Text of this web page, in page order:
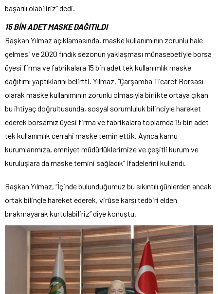
başarılı olabiliriz” dedi.
15 BİN ADET MASKE DAĞITILDI
Başkan Yılmaz açıklamasında, maske kullanımının zorunlu hale
gelmesi ve 2020 fındık sezonun yaklaşması münasebetiyle borsa
üyesi firma ve fabrikalara 15 bin adet tek kullanımlık maske
dağıtımı yaptıklarını belirtti. Yılmaz, “Çarşamba Ticaret Borsası
olarak maske kullanımının zorunlu olmasıyla birlikte ortaya çıkan
bu ihtiyaç doğrultusunda, sosyal sorumluluk bilinciyle hareket
ederek borsamız üyesi firma ve fabrikalara toplamda 15 bin adet
tek kullanımlık cerrahi maske temin ettik. Ayrıca kamu
kurumlarımıza, emniyet müdürlüklerimize ve çeşitli kurum ve
kuruluşlara da maske temini sağladık” ifadelerini kullandı.
Başkan Yılmaz, “İçinde bulunduğumuz bu sıkıntılı günlerden ancak
ortak bilinçle hareket ederek, virüse karşı tedbiri elden
bırakmayarak kurtulabiliriz” diye konuştu.